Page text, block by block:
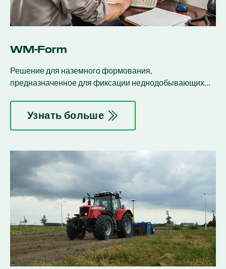
WM-Form
Решение для наземного формования,
предназначенное для фиксации неднодобывающих
Узнать больше